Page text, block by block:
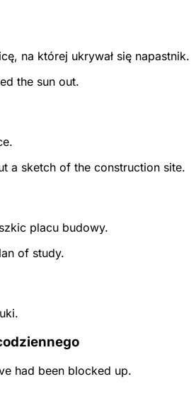
na której ukrywał się napastnik.
the sun out.
a sketch of the construction site.
placu budowy.
of study.
had been blocked up.